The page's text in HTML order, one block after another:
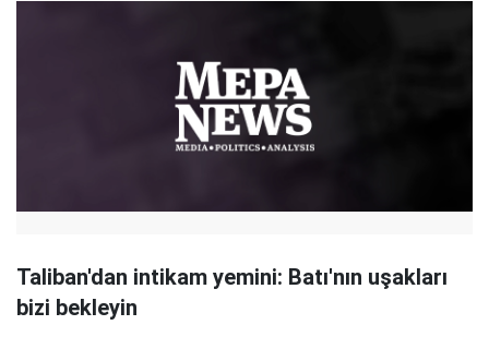
Taliban'dan intikam yemini: Batı'nın uşakları
bizi bekleyin